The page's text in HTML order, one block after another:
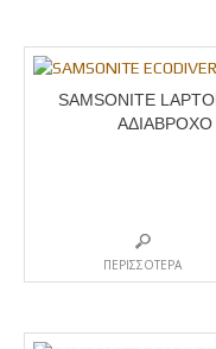
SAMSONITE
ΠΕΡΙΣΣΟΤΕΡΑ